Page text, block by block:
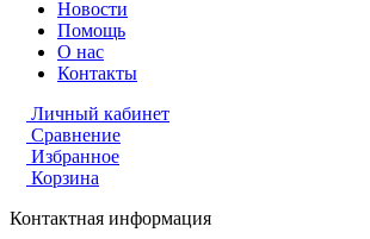
Новости
Помощь
О нас
Контакты
Личный кабинет
Сравнение
Избранное
Корзина
Контактная информация